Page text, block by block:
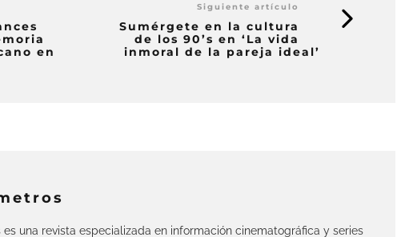
en
Siguiente artículo
Sumérgete en la cultura
de los 90’s en ‘La vida
inmoral de la pareja ideal’
es una revista especializada en información cinematográfica y series